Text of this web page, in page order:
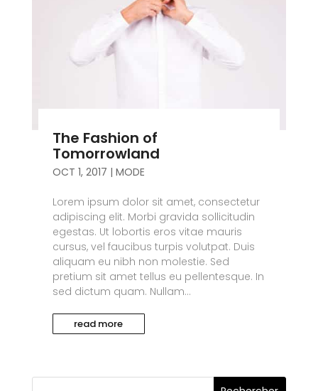
The Fashion of
Tomorrowland
OCT 1, 2017 | MODE
Lorem ipsum dolor sit amet, consectetur
adipiscing elit. Morbi gravida sollicitudin
egestas. Ut lobortis eros vitae mauris
cursus, vel faucibus turpis volutpat. Duis
aliquam eu nibh non molestie. Sed
pretium sit amet tellus eu pellentesque. In
sed dictum quam. Nullam...
read more